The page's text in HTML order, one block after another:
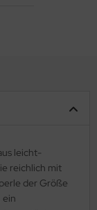
leicht-
reichlich mit
der Größe
ein